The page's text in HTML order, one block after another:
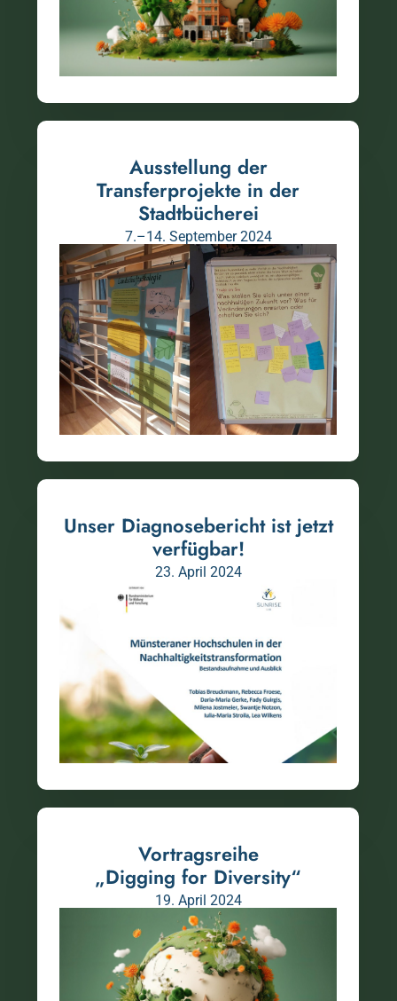
Ausstellung der
Transferprojekte in der
Stadtbücherei
7.–14. September 2024
Unser Diagnosebericht ist jetzt
verfügbar!​
23. April 2024​
Vortragsreihe
„Digging for Diversity“
19. April 2024